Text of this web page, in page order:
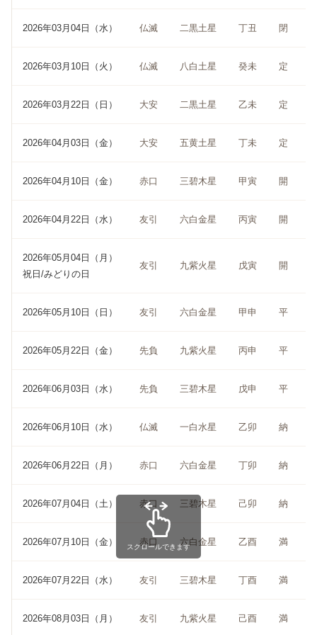
2026年03月04日（水） 仏滅 二黒土星 丁丑 閉
2026年03月10日（火） 仏滅 八白土星 癸未 定
2026年03月22日（日） 大安 二黒土星 乙未 定
2026年04月03日（金） 大安 五黄土星 丁未 定
2026年04月10日（金） 赤口 三碧木星 甲寅 開
2026年04月22日（水） 友引 六白金星 丙寅 開
2026年05月04日（月）
祝日/みどりの日
友引 九紫火星 戊寅 開
2026年05月10日（日） 友引 六白金星 甲申 平
2026年05月22日（金） 先負 九紫火星 丙申 平
2026年06月03日（水） 先負 三碧木星 戊申 平
2026年06月10日（水） 仏滅 一白水星 乙卯 納
2026年06月22日（月） 赤口 六白金星 丁卯 納
2026年07月04日（土） 赤口 三碧木星 己卯 納
2026年07月10日（金） 赤口 六白金星 乙酉 満
2026年07月22日（水） 友引 三碧木星 丁酉 満
2026年08月03日（月） 友引 九紫火星 己酉 満
スクロールできます